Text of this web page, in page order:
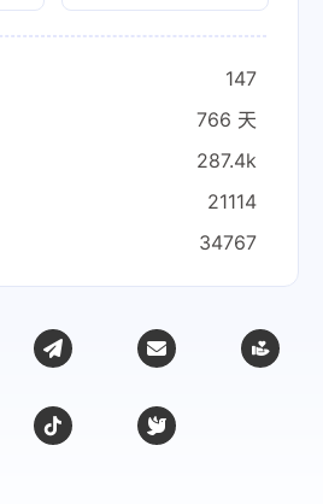
147
766 天
287.4k
21114
34767